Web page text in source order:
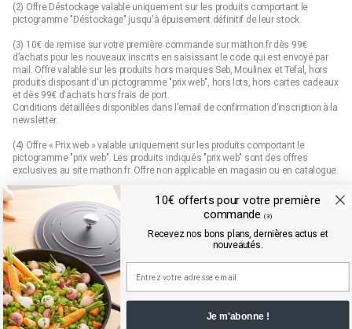
(2) Offre Déstockage valable uniquement sur les produits comportant le
pictogramme "Déstockage" jusqu'à épuisement définitif de leur stock.
(3) 10€ de remise sur votre première commande sur mathon.fr dès 99€
d’achats pour les nouveaux inscrits en saisissant le code qui est envoyé par
mail. Offre valable sur les produits hors marques Seb, Moulinex et Tefal, hors
produits disposant d'un pictogramme "prix web", hors lots, hors cartes cadeaux
et dès 99€ d'achats hors frais de port.
Conditions détaillées disponibles dans l’email de confirmation d’inscription à la
newsletter.
(4) Offre « Prix web » valable uniquement sur les produits comportant le
pictogramme "prix web". Les produits indiqués "prix web" sont des offres
exclusives au site mathon.fr. Offre non applicable en magasin ou en catalogue.
Mathon.fr est membre de la FEVAD (fédération du e-commerce et de la vente à
distance)
10€ offerts pour votre première
commande
(3)
Recevez nos bons plans, dernières actus et
nouveautés.
Je m'abonne !